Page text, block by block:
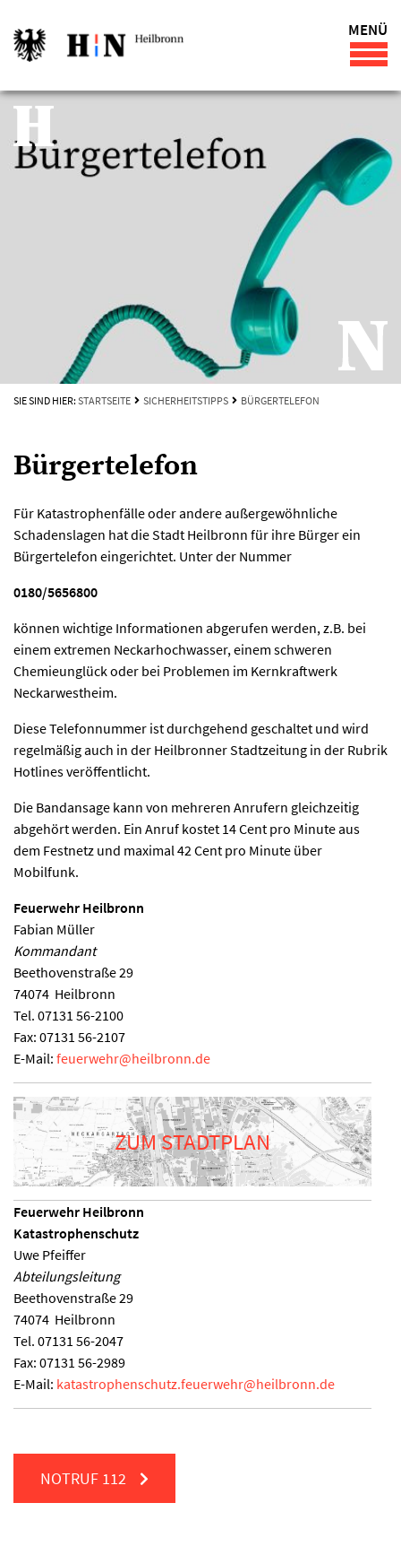
MENÜ
SIE SIND HIER: STARTSEITE SICHERHEITSTIPPS BÜRGERTELEFON
Bürgertelefon
Für Katastrophenfälle oder andere außergewöhnliche
Schadenslagen hat die Stadt Heilbronn für ihre Bürger ein
Bürgertelefon eingerichtet. Unter der Nummer
0180/5656800
können wichtige Informationen abgerufen werden, z.B. bei
einem extremen Neckarhochwasser, einem schweren
Chemieunglück oder bei Problemen im Kernkraftwerk
Neckarwestheim.
Diese Telefonnummer ist durchgehend geschaltet und wird
regelmäßig auch in der Heilbronner Stadtzeitung in der Rubrik
Hotlines veröffentlicht.
Die Bandansage kann von mehreren Anrufern gleichzeitig
abgehört werden. Ein Anruf kostet 14 Cent pro Minute aus
dem Festnetz und maximal 42 Cent pro Minute über
Mobilfunk.
Feuerwehr Heilbronn
Fabian Müller
Kommandant
Beethovenstraße 29
74074 Heilbronn
Tel. 07131 56-2100
Fax: 07131 56-2107
E-Mail: feuerwehr@heilbronn.de
ZUM STADTPLAN
Feuerwehr Heilbronn
Katastrophenschutz
Uwe Pfeiffer
Abteilungsleitung
Beethovenstraße 29
74074 Heilbronn
Tel. 07131 56-2047
Fax: 07131 56-2989
E-Mail: katastrophenschutz.feuerwehr@heilbronn.de
NOTRUF 112